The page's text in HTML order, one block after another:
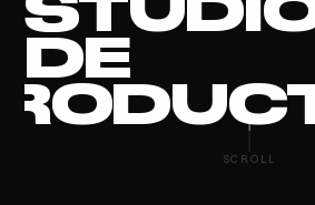
DE
SCROLL